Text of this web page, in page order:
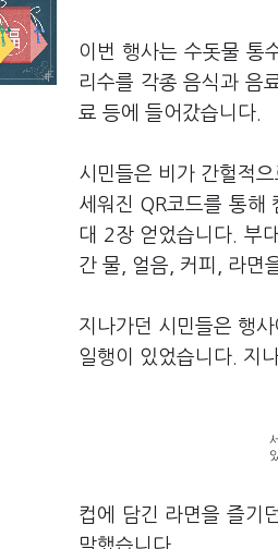
이번 행사는 수돗물 통
리수를 각종 음식과 음
료 등에 들어갔습니다.
시민들은 비가 간헐적
세워진 QR코드를 통해
대 2장 얻었습니다. 부
간 물, 얼음, 커피, 라면
지나가던 시민들은 행
일행이 있었습니다. 지
컵에 담긴 라면을 즐기